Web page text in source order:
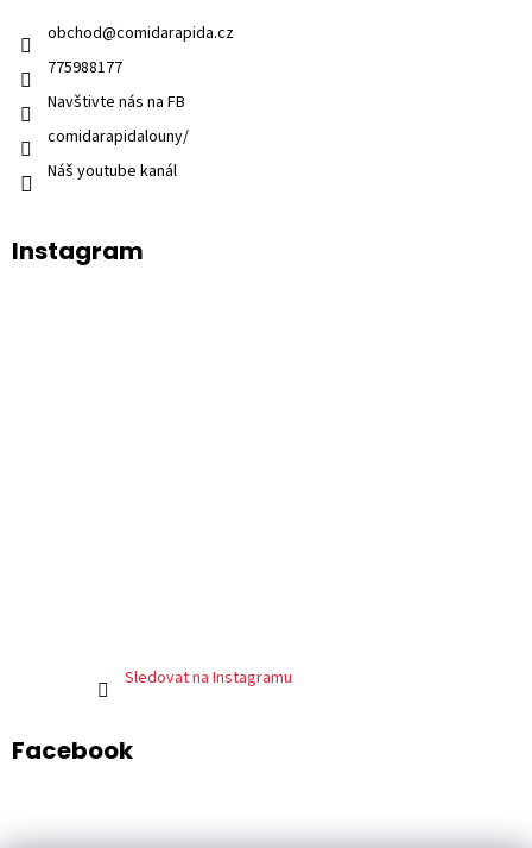
obchod@comidarapida.cz
775988177
Navštivte nás na FB
comidarapidalouny/
Náš youtube kanál
Instagram
Sledovat na Instagramu
Facebook